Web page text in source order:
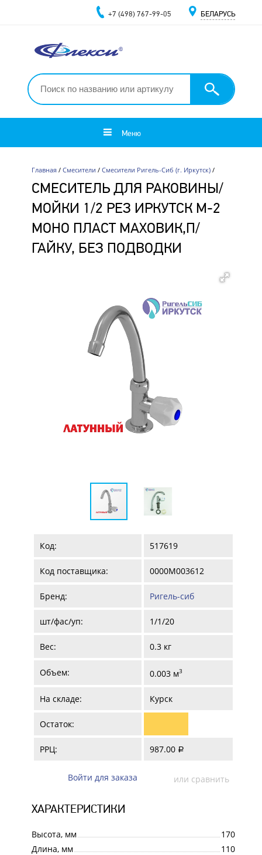
+7 (498) 767-99-05 БЕЛАРУСЬ
Меню
Главная/ Смесители / Смесители Ригель-Сиб (г. Иркутск)/
СМЕСИТЕЛЬ ДЛЯ РАКОВИНЫ/
МОЙКИ 1/2 РЕЗ ИРКУТСК М-2
МОНО ПЛАСТ МАХОВИК,П/
ГАЙКУ, БЕЗ ПОДВОДКИ
Код: 517619
Код поставщика: 0000М003612
Бренд: Ригель-сиб
шт/фас/уп: 1/1/20
Вес: 0.3 кг
Объем: 0.003 м3
На складе: Курск
Остаток:
РРЦ: 987.00 a
Войти для заказа или сравнить
ХАРАКТЕРИСТИКИ
Высота, мм
170
Длина, мм
110